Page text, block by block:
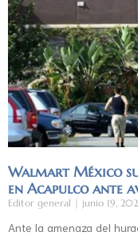
Walmart México
en Acapulco ante
Editor general junio 19,
Ante la amenaza del